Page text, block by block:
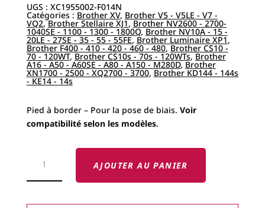
UGS : XC1955002-F014N
Catégories : Brother XV, Brother V5 - V5LE - V7 -
VQ2,Brother Stellaire XJ1,Brother NV2600 - 2700-
1040SE - 1100 - 1300 - 1800Q,Brother NV10A - 15 -
20LE - 27SE - 35 - 55 - 55FE,Brother Luminaire XP1,
Brother F400 - 410 - 420 - 460 - 480,Brother CS10 -
70 - 120WT,Brother CS10s - 70s - 120WTs,Brother
A16 - A50 - A60SE - A80 - A150 - M280D,Brother
XN1700 - 2500 - XQ2700 - 3700,Brother KD144 - 144s
- KE14 - 14s
Pied à border – Pour la pose de biais. Voir
compatibilité selon les modèles.
BIAIS
AJOUTER AU PANIER